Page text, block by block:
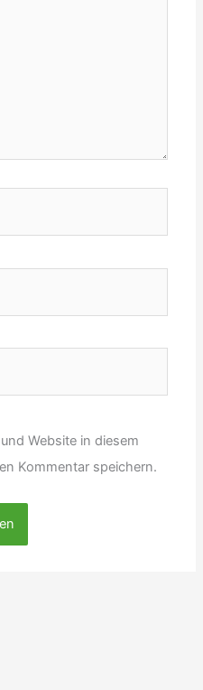
Website in diesem
Kommentar speichern.